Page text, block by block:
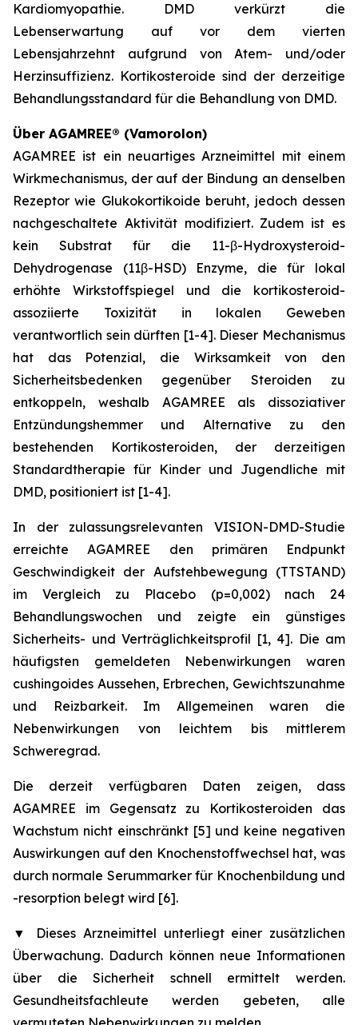
Kardiomyopathie. DMD verkürzt die
Lebenserwartung auf vor dem vierten
Lebensjahrzehnt aufgrund von Atem- und/oder
Herzinsuffizienz. Kortikosteroide sind der derzeitige
Behandlungsstandard für die Behandlung von DMD.
Über AGAMREE® (Vamorolon)
AGAMREE ist ein neuartiges Arzneimittel mit einem
Wirkmechanismus, der auf der Bindung an denselben
Rezeptor wie Glukokortikoide beruht, jedoch dessen
nachgeschaltete Aktivität modifiziert. Zudem ist es
kein Substrat für die 11-β-Hydroxysteroid-
Dehydrogenase (11β-HSD) Enzyme, die für lokal
erhöhte Wirkstoffspiegel und die kortikosteroid-
assoziierte Toxizität in lokalen Geweben
verantwortlich sein dürften [1-4]. Dieser Mechanismus
hat das Potenzial, die Wirksamkeit von den
Sicherheitsbedenken gegenüber Steroiden zu
entkoppeln, weshalb AGAMREE als dissoziativer
Entzündungshemmer und Alternative zu den
bestehenden Kortikosteroiden, der derzeitigen
Standardtherapie für Kinder und Jugendliche mit
DMD, positioniert ist [1-4].
In der zulassungsrelevanten VISION-DMD-Studie
erreichte AGAMREE den primären Endpunkt
Geschwindigkeit der Aufstehbewegung (TTSTAND)
im Vergleich zu Placebo (p=0,002) nach 24
Behandlungswochen und zeigte ein günstiges
Sicherheits- und Verträglichkeitsprofil [1, 4]. Die am
häufigsten gemeldeten Nebenwirkungen waren
cushingoides Aussehen, Erbrechen, Gewichtszunahme
und Reizbarkeit. Im Allgemeinen waren die
Nebenwirkungen von leichtem bis mittlerem
Schweregrad.
Die derzeit verfügbaren Daten zeigen, dass
AGAMREE im Gegensatz zu Kortikosteroiden das
Wachstum nicht einschränkt [5] und keine negativen
Auswirkungen auf den Knochenstoffwechsel hat, was
durch normale Serummarker für Knochenbildung und
-resorption belegt wird [6].
▼
Dieses Arzneimittel unterliegt einer zusätzlichen
Überwachung. Dadurch können neue Informationen
über die Sicherheit schnell ermittelt werden.
Gesundheitsfachleute werden gebeten, alle